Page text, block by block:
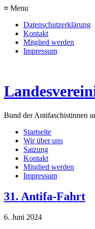
≡ Menu
Datenschutzerklärung
Kontakt
Mitglied werden
Impressum
Bund der Antifaschistinnen
Startseite
Wir über uns
Satzung
Kontakt
Mitglied werden
Impressum
31. Antifa-Fahrt
6. Juni 2024